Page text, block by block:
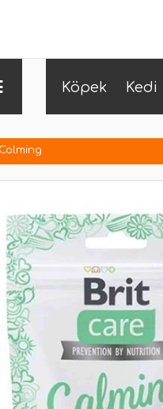
Köpek Kedi